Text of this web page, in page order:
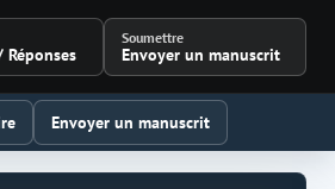
Soumettre
Envoyer un manuscrit
Envoyer un manuscrit